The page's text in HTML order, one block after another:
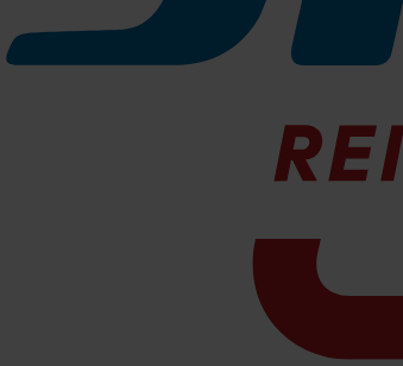
Brilliantpad blau 508 mm
**RESTPOSTEN**